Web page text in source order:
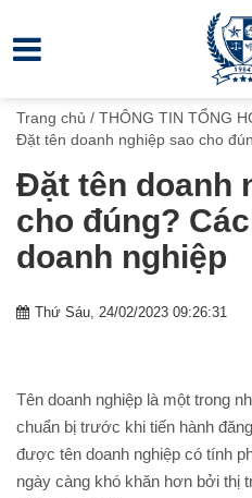
Trang chủ / THÔNG TIN TỔNG
Đặt tên doanh nghiệp sao cho
Đặt tên doanh
cho đúng?
doanh nghiệp
Thứ Sáu, 24/02/2023 09:26:31
Tên doanh nghiệp là một trong
chuẩn bị trước khi tiến hành
được tên doanh nghiệp có tính
ngày càng khó khăn hơn bởi thị